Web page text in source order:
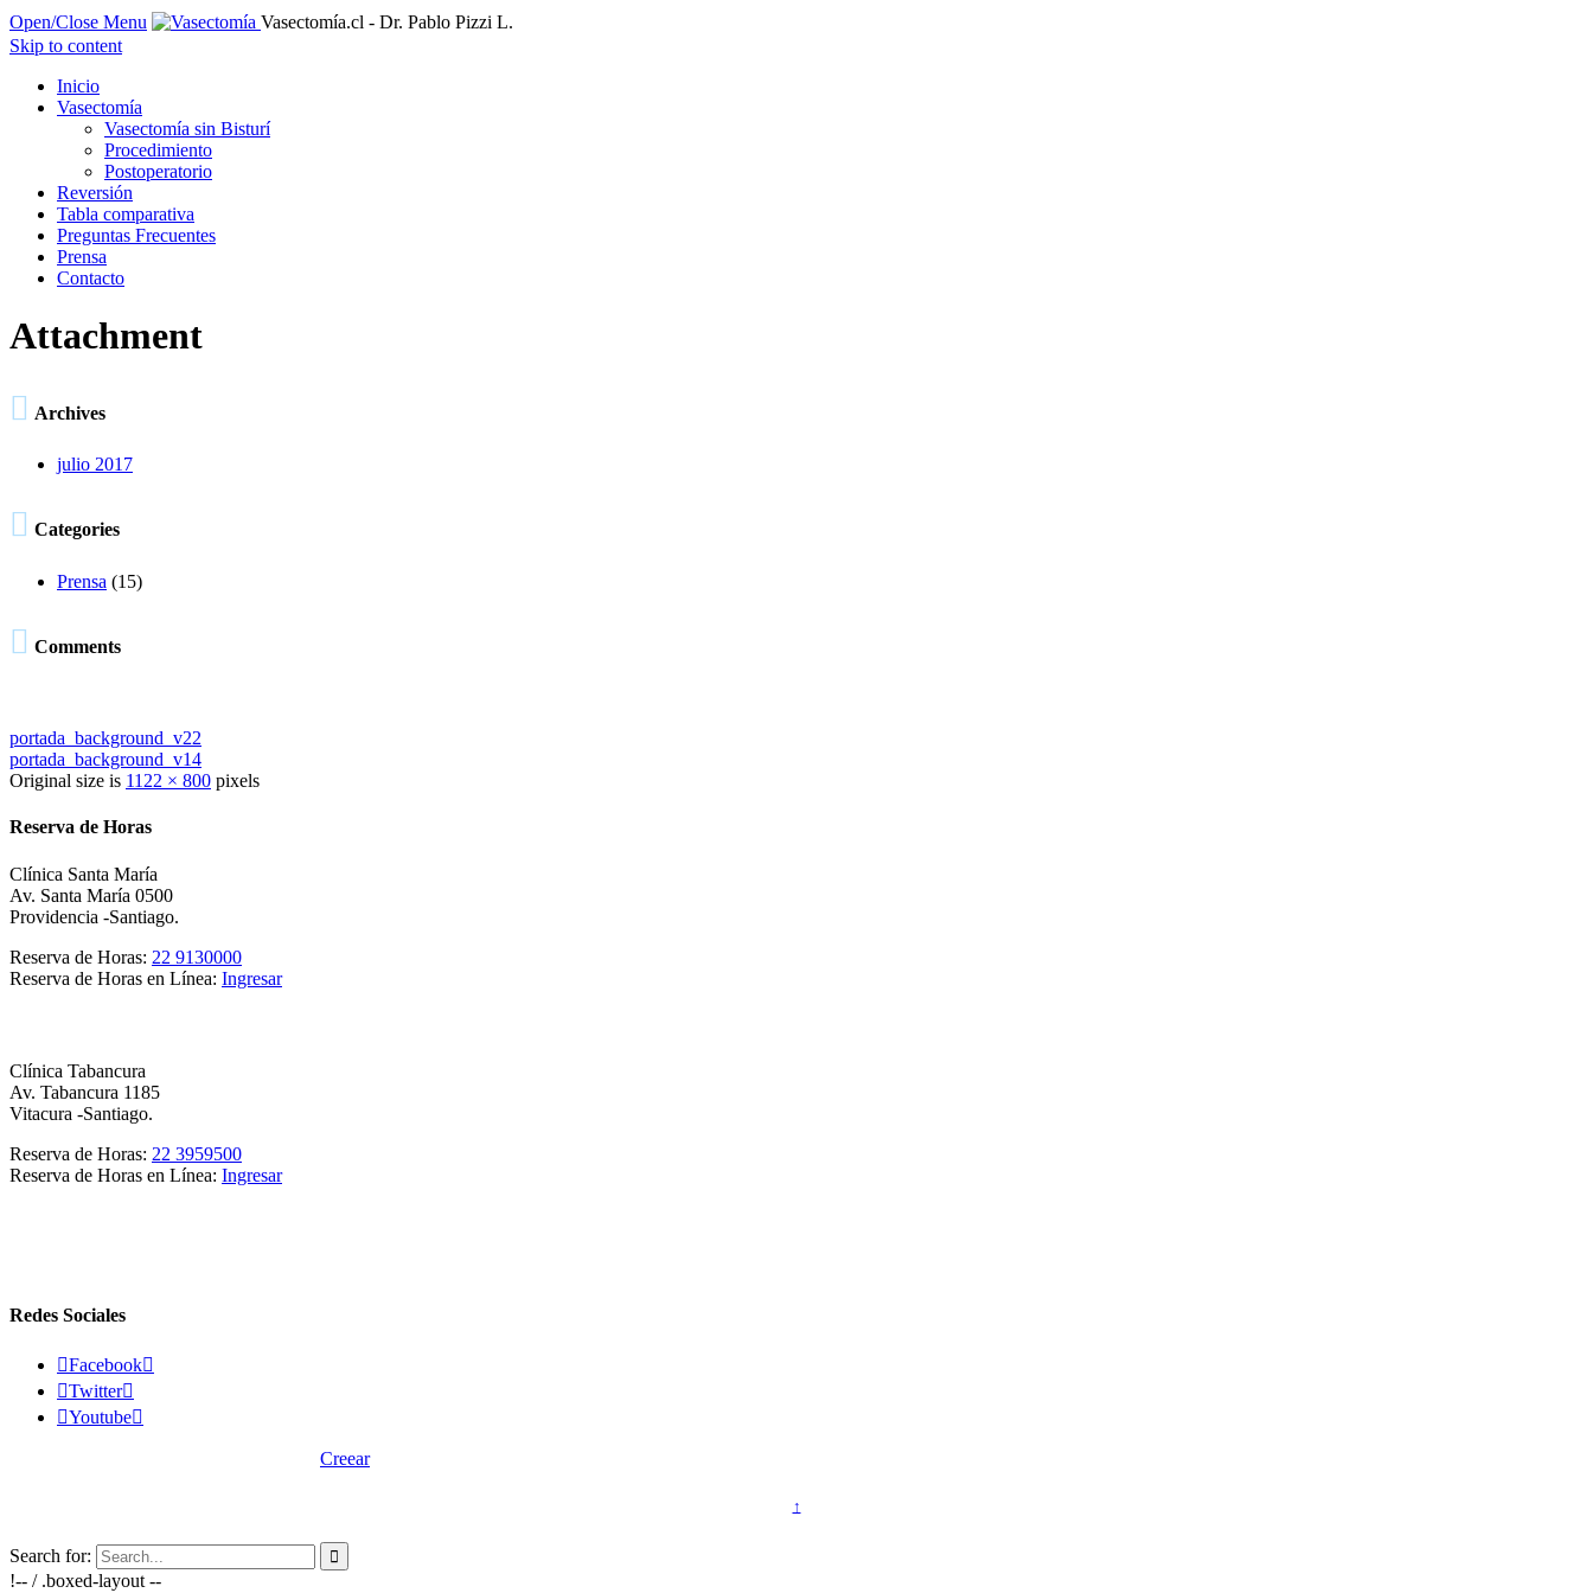
Open/Close Menu
Vasectomía.cl - Dr. Pablo Pizzi L.
Skip to content
Inicio
Vasectomía
Vasectomía sin Bisturí
Procedimiento
Postoperatorio
Reversión
Tabla comparativa
Preguntas Frecuentes
Prensa
Contacto
Attachment
 Archives
julio 2017
 Categories
Prensa (15)
 Comments
portada_background_v22
portada_background_v14
Original size is 1122 × 800 pixels
Reserva de Horas
Clínica Santa María
Av. Santa María 0500
Providencia -Santiago.
Reserva de Horas: 22 9130000
Reserva de Horas en Línea: Ingresar
Clínica Tabancura
Av. Tabancura 1185
Vitacura -Santiago.
Reserva de Horas: 22 3959500
Reserva de Horas en Línea: Ingresar
Redes Sociales
Facebook
Twitter
Youtube
Creear
↑
Search for: 
!-- / .boxed-layout --